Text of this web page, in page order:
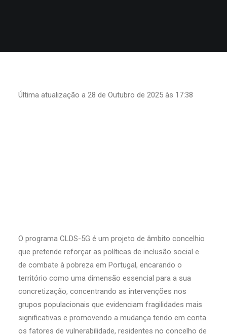
Última atualização a 28 de Outubro de 2025 às 17:38
O programa CLDS-5G é um projeto de âmbito concelhio
que pretende reforçar as políticas de inclusão social e
de combate à pobreza em Portugal, encarando o
território como uma dimensão essencial para a sua
concretização, concentrando as intervenções nos
grupos populacionais que evidenciam fragilidades mais
significativas e promovendo a mudança tendo em conta
os fatores de vulnerabilidade, residentes no concelho de